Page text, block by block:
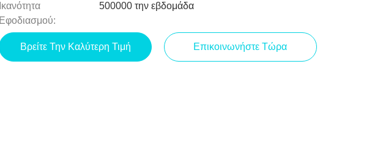
Ικανότητα
Εφοδιασμού:
500000 την εβδομάδα
Βρείτε Την Καλύτερη Τιμή Επικοινωνήστε Τώρα